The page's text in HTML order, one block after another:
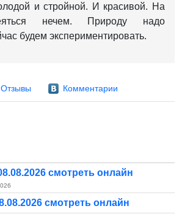
и стройной. И красивой. На
нечем.
Природу надо
будем экспериментировать.
Отзывы Комментарии
смотреть онлайн
смотреть онлайн